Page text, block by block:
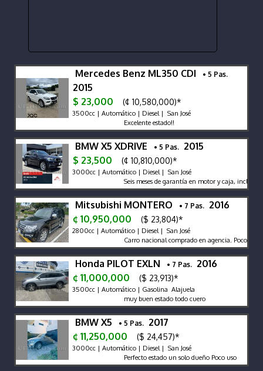
Mercedes Benz ML350 CDI • 5 Pas.
2015
$ 23,000
(¢ 10,580,000)*
3500cc | Automático | Diesel | San José
Excelente estado!!
BMW X5 XDRIVE • 5 Pas. 2015
$ 23,500
(¢ 10,810,000)*
3000cc | Automático | Diesel | San José
Seis meses de garantía en motor y caja, incluye
Mitsubishi MONTERO • 7 Pas. 2016
¢ 10,950,000
($ 23,804)*
2800cc | Automático | Diesel | San José
Carro nacional comprado en agencia. Poco
Honda PILOT EXLN • 7 Pas. 2016
¢ 11,000,000
($ 23,913)*
3500cc | Automático | Gasolina Alajuela
muy buen estado todo cuero
BMW X5 • 5 Pas. 2017
¢ 11,250,000
($ 24,457)*
3000cc | Automático | Diesel | San José
Perfecto estado un solo dueño Poco uso